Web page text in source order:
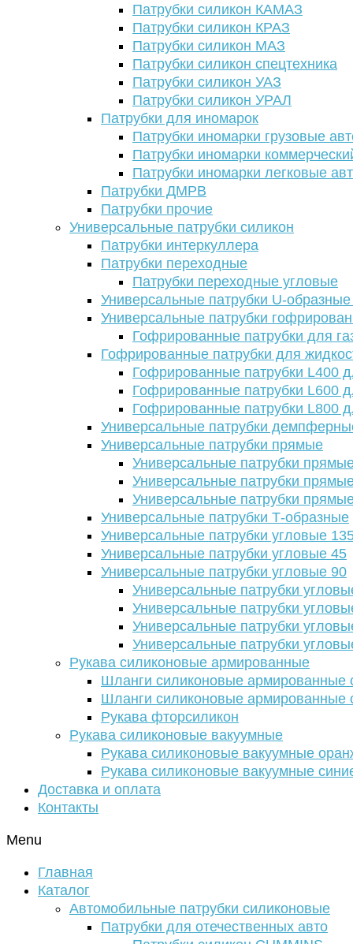
Патрубки силикон КАМАЗ
Патрубки силикон КРАЗ
Патрубки силикон МАЗ
Патрубки силикон спецтехника
Патрубки силикон УАЗ
Патрубки силикон УРАЛ
Патрубки для иномарок
Патрубки иномарки грузовые
Патрубки иномарки
Патрубки иномарки легковые
Патрубки ДМРВ
Патрубки прочие
Универсальные патрубки силикон
Патрубки интеркуллера
Патрубки переходные
Патрубки переходные угловые
Универсальные патрубки U-
Универсальные патрубки
Гофрированные патрубки для
Гофрированные патрубки для
Гофрированные патрубки L400
Гофрированные патрубки L600
Гофрированные патрубки L800
Универсальные патрубки
Универсальные патрубки прямые
Универсальные патрубки
Универсальные патрубки
Универсальные патрубки
Универсальные патрубки Т-образные
Универсальные патрубки угловые
Универсальные патрубки угловые 45
Универсальные патрубки угловые 90
Универсальные патрубки
Универсальные патрубки
Универсальные патрубки
Универсальные патрубки
Рукава силиконовые армированные
Шланги силиконовые армированные
Шланги силиконовые армированные
Рукава фторсиликон
Рукава силиконовые вакуумные
Рукава силиконовые вакуумные
Рукава силиконовые вакуумные
Доставка и оплата
Контакты
Menu
Главная
Каталог
Автомобильные патрубки силиконовые
Патрубки для отечественных авто